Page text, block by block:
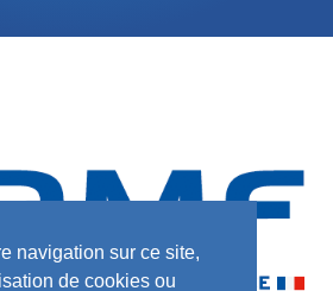
navigation sur ce site,
de cookies ou